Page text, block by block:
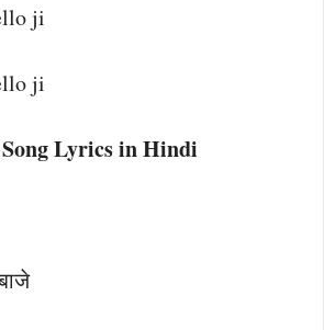
ji
ji
Lyrics in Hindi